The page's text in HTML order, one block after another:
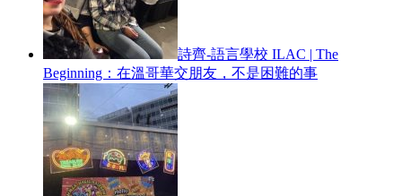
詩齊-語言學校 ILAC | The
Beginning：在溫哥華交朋友，不是困難的事